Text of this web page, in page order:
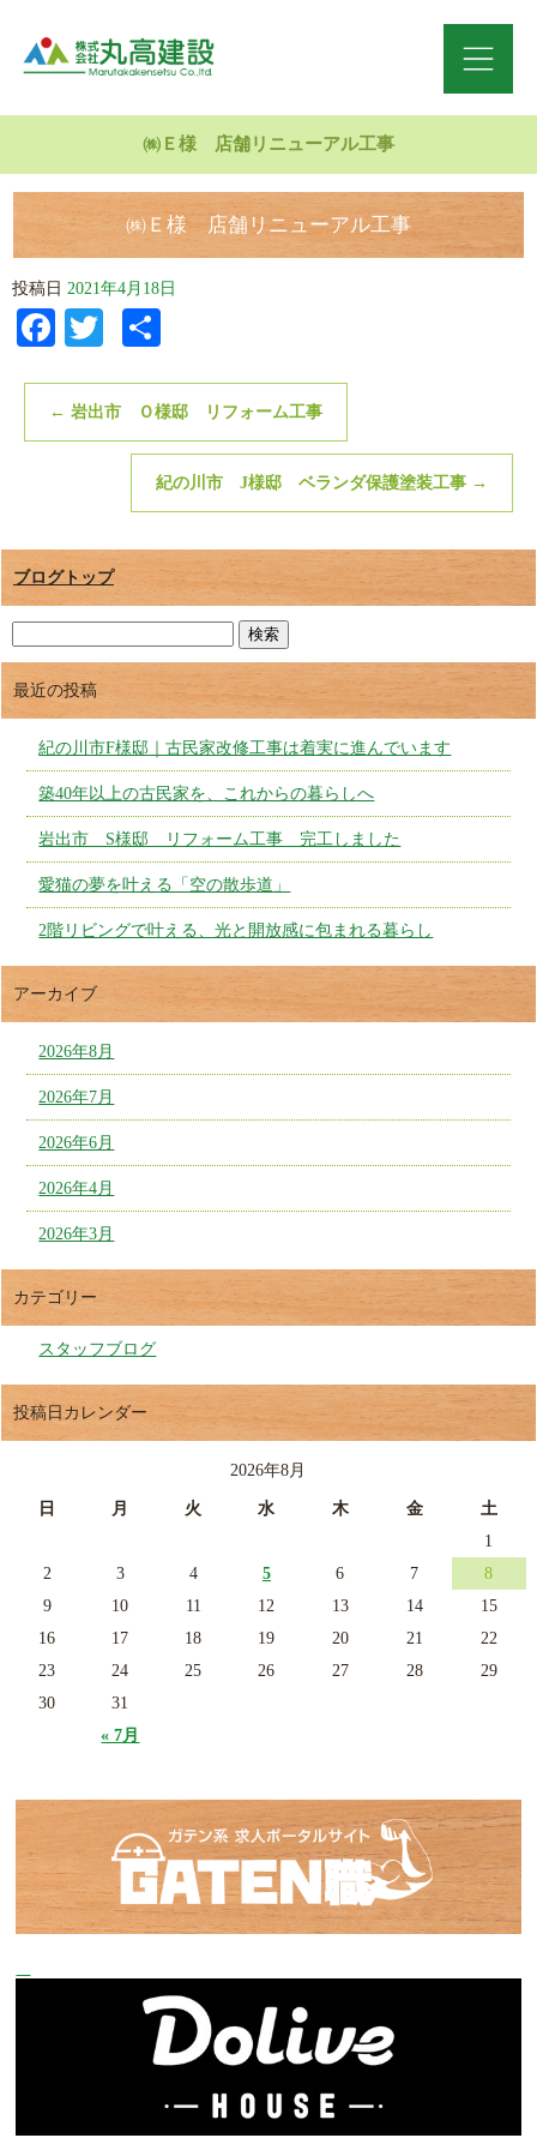
㈱Ｅ様 店舗リニューアル工事
㈱Ｅ様 店舗リニューアル工事
投稿日 2021年4月18日
Facebook
Twitter
← 岩出市 Ｏ様邸 リフォーム工事
紀の川市 J様邸 ベランダ保護塗装工事 →
ブログトップ
最近の投稿
紀の川市F様邸｜古民家改修工事は着実に進んでいます
築40年以上の古民家を、これからの暮らしへ
岩出市 S様邸 リフォーム工事 完工しました
愛猫の夢を叶える「空の散歩道」
2階リビングで叶える、光と開放感に包まれる暮らし
アーカイブ
2026年8月
2026年7月
2026年6月
2026年4月
2026年3月
カテゴリー
スタッフブログ
投稿日カレンダー
2026年8月
日 月 火 水 木 金 土
« 7月
1
2
3 4 5 6 7
8
9
10 11 12 13 14
15
16
17 18 19 20 21
22
23
24 25 26 27 28
29
30
31